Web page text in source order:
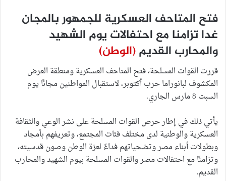
فتح المتاحف العسكرية للجمهور بالمجان
غدا تزامنا مع احتفالات يوم الشهيد
والمحارب القديم(الوطن)
قررت القوات المسلحة، فتح المتاحف العسكرية ومنطقة العرض
المكشوف لبانوراما حرب أكتوبر، لاستقبال المواطنين مجانًا يوم
السبت 8 مارس الجاري.
يأتي ذلك في إطار حرص القوات المسلحة على نشر الوعي والثقافة
العسكرية والوطنية لدى مختلف فئات المجتمع، وتعريفهم بأمجاد
وبطولات أبناء مصر وتضحياتهم فداءً لعزة الوطن وصون قدسيته،
وتزامنًا مع احتفالات مصر والقوات المسلحة بيوم الشهيد والمحارب
القديم.